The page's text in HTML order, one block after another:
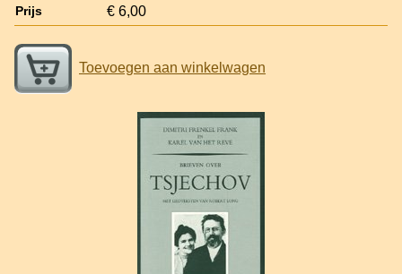
Prijs € 6,00
Toevoegen aan winkelwagen